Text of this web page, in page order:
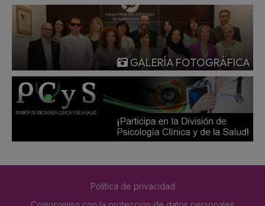
GALERÍA FOTOGRÁFICA
Política de privacidad